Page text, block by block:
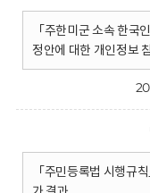
「주한미군 소속 한국
정안에 대한 개인정보
「주민등록법 시행규